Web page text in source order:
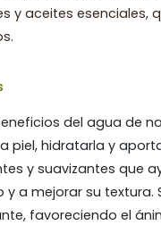
y aceites esenciales,
del agua de
piel, hidratarla y
y suavizantes que
y a mejorar su
favoreciendo el